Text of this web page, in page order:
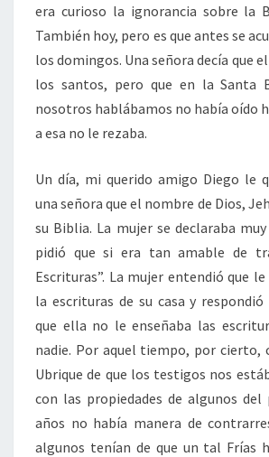
era curioso la ignorancia sobre la
También hoy, pero es que antes se
los domingos. Una señora decía que
los santos, pero que en la Santa
nosotros hablábamos no había oído
a esa no le rezaba.
Un día, mi querido amigo Diego le
una señora que el nombre de Dios,
su Biblia. La mujer se declaraba
pidió que si era tan amable de
Escrituras”. La mujer entendió que
la escrituras de su casa y
que ella no le enseñaba las
nadie. Por aquel tiempo, por cierto,
Ubrique de que los testigos nos
con las propiedades de algunos del
años no había manera de
algunos tenían de que un tal Frías